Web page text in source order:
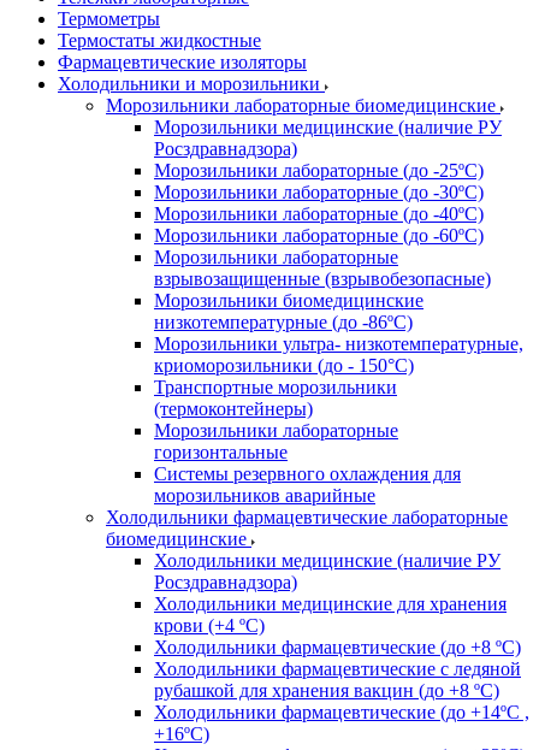
Термометры
Термостаты жидкостные
Фармацевтические изоляторы
Холодильники и морозильники
Морозильники лабораторные биомедицинские
Морозильники медицинские (наличие РУ
Росздравнадзора)
Морозильники лабораторные (до -25ºС)
Морозильники лабораторные (до -30ºС)
Морозильники лабораторные (до -40ºС)
Морозильники лабораторные (до -60ºС)
Морозильники лабораторные
взрывозащищенные (взрывобезопасные)
Морозильники биомедицинские
низкотемпературные (до -86ºС)
Морозильники ультра- низкотемпературные,
криоморозильники (до - 150°С)
Транспортные морозильники
(термоконтейнеры)
Морозильники лабораторные
горизонтальные
Системы резервного охлаждения для
морозильников аварийные
Холодильники фармацевтические лабораторные
биомедицинские
Холодильники медицинские (наличие РУ
Росздравнадзора)
Холодильники медицинские для хранения
крови (+4 ºС)
Холодильники фармацевтические (до +8 ºС)
Холодильники фармацевтические с ледяной
рубашкой для хранения вакцин (до +8 ºС)
Холодильники фармацевтические (до +14ºС ,
+16ºС)